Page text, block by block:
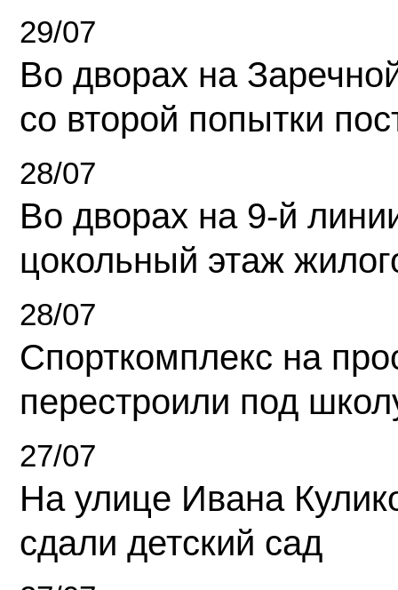
29/07
Во дворах на
со второй попытки
28/07
Во дворах на 9-й
цокольный этаж
28/07
Спорткомплекс на
перестроили под
27/07
На улице Ивана
сдали детский сад